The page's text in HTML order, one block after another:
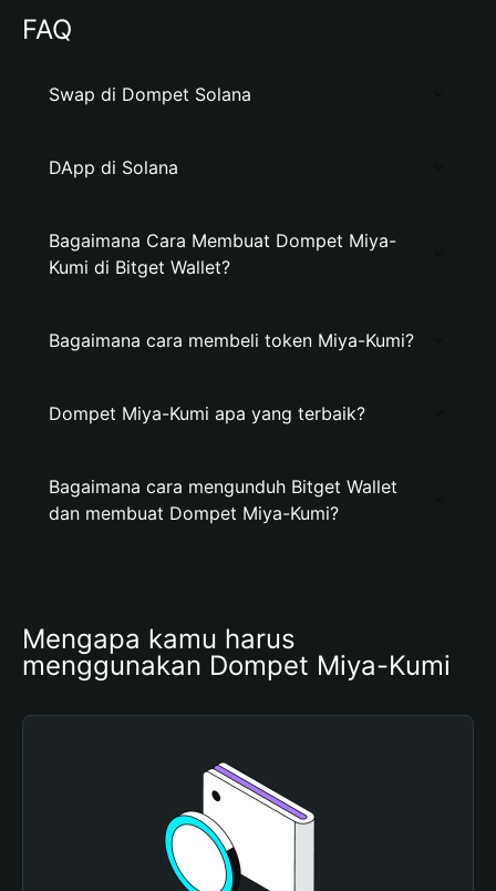
FAQ
Swap di Dompet Solana
DApp di Solana
Bagaimana Cara Membuat Dompet Miya-
Kumi di Bitget Wallet?
Bagaimana cara membeli token Miya-Kumi?
Dompet Miya-Kumi apa yang terbaik?
Bagaimana cara mengunduh Bitget Wallet
dan membuat Dompet Miya-Kumi?
Mengapa kamu harus
menggunakan Dompet Miya-Kumi